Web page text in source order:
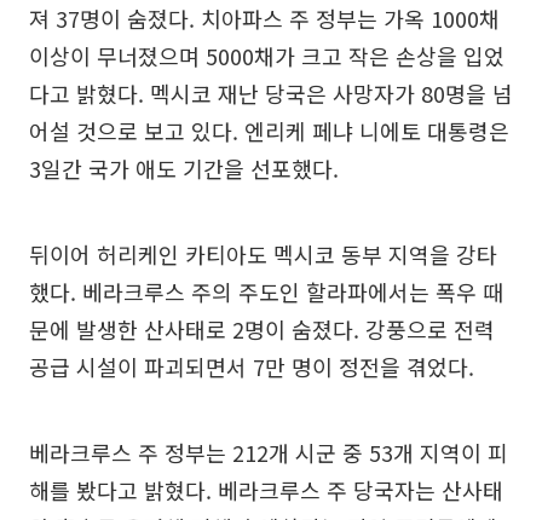
져 37명이 숨졌다. 치아파스 주 정부는 가옥 1000채
이상이 무너졌으며 5000채가 크고 작은 손상을 입었
다고 밝혔다. 멕시코 재난 당국은 사망자가 80명을 넘
어설 것으로 보고 있다. 엔리케 페냐 니에토 대통령은
3일간 국가 애도 기간을 선포했다.
뒤이어 허리케인 카티아도 멕시코 동부 지역을 강타
했다. 베라크루스 주의 주도인 할라파에서는 폭우 때
문에 발생한 산사태로 2명이 숨졌다. 강풍으로 전력
공급 시설이 파괴되면서 7만 명이 정전을 겪었다.
베라크루스 주 정부는 212개 시군 중 53개 지역이 피
해를 봤다고 밝혔다. 베라크루스 주 당국자는 산사태